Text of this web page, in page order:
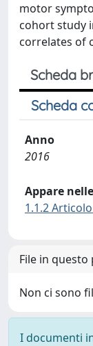
motor
cohort study
correlates of
Scheda
Scheda
Anno
2016
Appare
1.1.2
File in
Non ci sono
I documenti